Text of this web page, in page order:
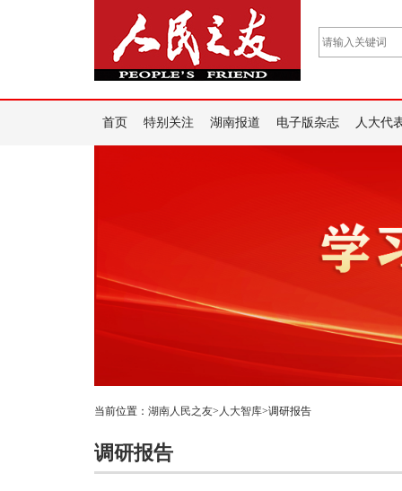
首页 特别关注 湖南报道 电子版杂志 人大代
当前位置： 湖南人民之友> 人大智库>调研报告
调研报告